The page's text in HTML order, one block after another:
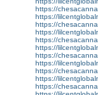
https://
https://
https://
https://
https://
https://
https://
https://
https://
https://
https://